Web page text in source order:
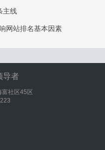
主线
网站排名基本因素
导者
社区45区